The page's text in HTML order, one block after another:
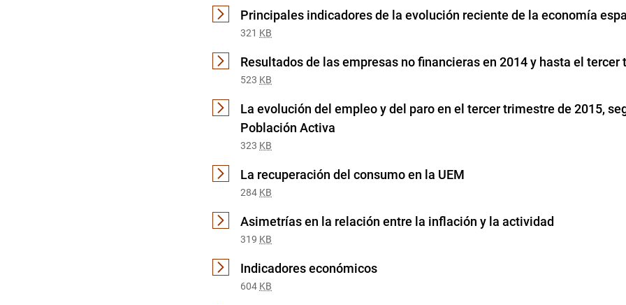
Principales indicadores de la evolución reciente de la economía
321 KB
Resultados de las empresas no financieras en 2014 y hasta el tercer
523 KB
La evolución del empleo y del paro en el tercer trimestre de 2015,
Población Activa
323 KB
La recuperación del consumo en la UEM
284 KB
Asimetrías en la relación entre la inflación y la actividad
319 KB
Indicadores económicos
604 KB